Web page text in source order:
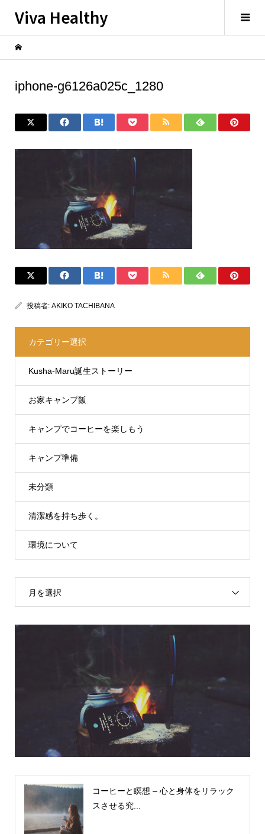
Viva Healthy
iphone-g6126a025c_1280
投稿者: AKIKO TACHIBANA
カテゴリー選択
Kusha-Maru誕生ストーリー
お家キャンプ飯
キャンプでコーヒーを楽しもう
キャンプ準備
未分類
清潔感を持ち歩く。
環境について
月を選択
コーヒーと瞑想 – 心と身体をリラック
スさせる究...